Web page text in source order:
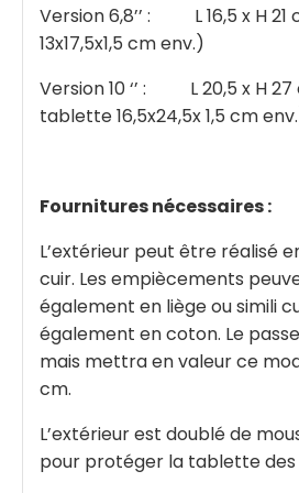
Version 6,8’’ : L 16,5 x H
13x17,5x1,5 cm env.)
Version 10 ‘’ : L 20,5 x H
tablette 16,5x24,5x 1,5 cm
Fournitures nécessaires :
L’extérieur peut être réalisé
cuir. Les empiècements
également en liège ou simili
également en coton. Le
mais mettra en valeur ce
cm.
L’extérieur est doublé de
pour protéger la tablette des